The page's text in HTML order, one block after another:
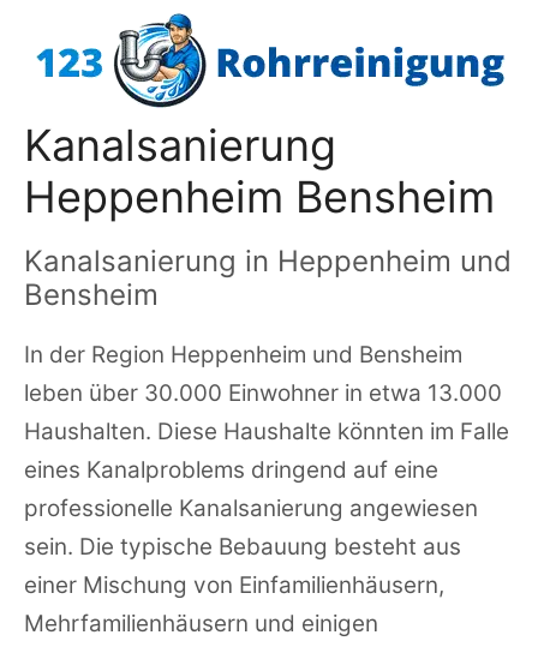
Inhalt
Kanalsanierung
Heppenheim Bensheim
Kanalsanierung in Heppenheim und
Bensheim
In der Region Heppenheim und Bensheim
leben über 30.000 Einwohner in etwa 13.000
Haushalten. Diese Haushalte könnten im Falle
eines Kanalproblems dringend auf eine
professionelle Kanalsanierung angewiesen
sein. Die typische Bebauung besteht aus
einer Mischung von Einfamilienhäusern,
Mehrfamilienhäusern und einigen